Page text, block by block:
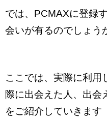
では、PCMAXに登録
会いが有るのでしょう
ここでは、実際に利用
際に出会えた人、出会
をご紹介していきます